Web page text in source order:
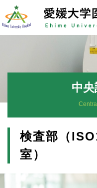
Skip
to
content
中
検査部（
室）